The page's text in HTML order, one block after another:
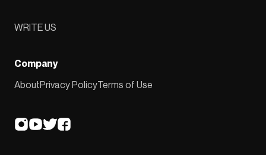
WRITE US
Company
AboutPrivacy PolicyTerms of Use